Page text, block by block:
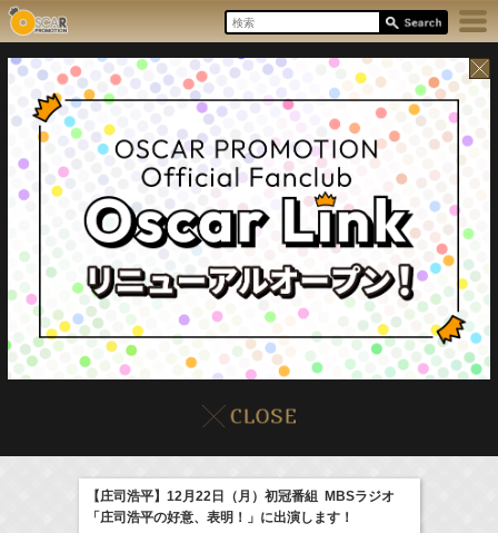
本日の出演情報 8/7(Fri) イベント販売情報
【庄司浩平】12月22日（月）初冠番組 MBSラジオ
「庄司浩平の好意、表明！」に出演します！